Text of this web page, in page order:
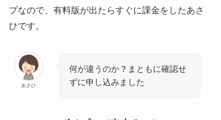
プなので、有料版が出たらすぐに課金をしたあさ
ひです。
あさひ
何が違うのか？まともに確認せ
ずに申し込みました